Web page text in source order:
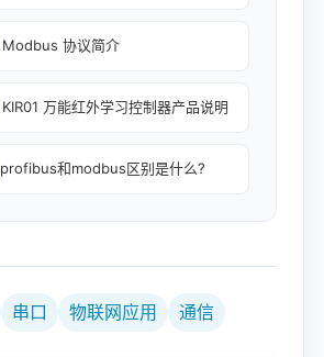
Modbus 协议简介
KIR01 万能红外学习控制器产品说明
profibus和modbus区别是什么?
串口 物联网应用 通信